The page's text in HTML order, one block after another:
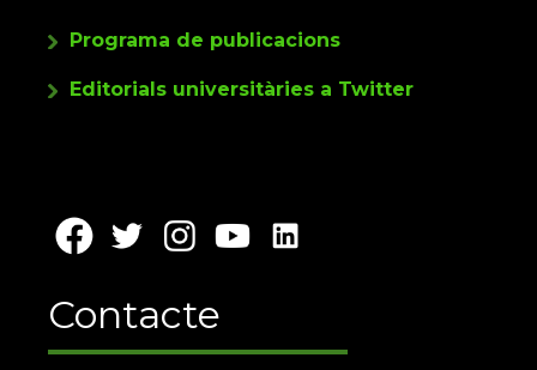
Programa de publicacions
Editorials universitàries a Twitter
Contacte